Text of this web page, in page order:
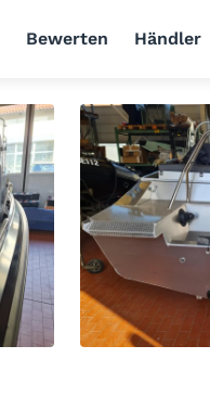
Bewerten Händler